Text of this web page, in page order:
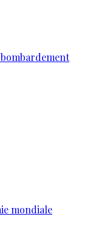
mondiale